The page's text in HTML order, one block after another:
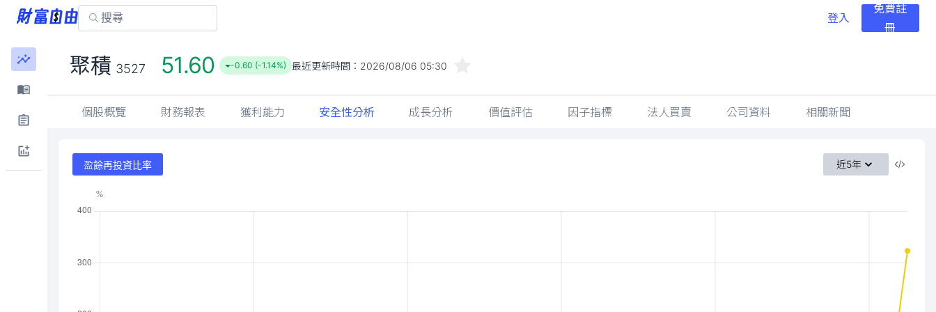
登入
免費註
冊
聚積 3527 51.60 -0.60 (-1.14%) 最近更新時間： 2026/08/06 05:30
個股概覽 財務報表 獲利能力 安全性分析 成長分析 價值評估 因子指標 法人買賣 公司資料 相關新聞
盈餘再投資比率 近5年